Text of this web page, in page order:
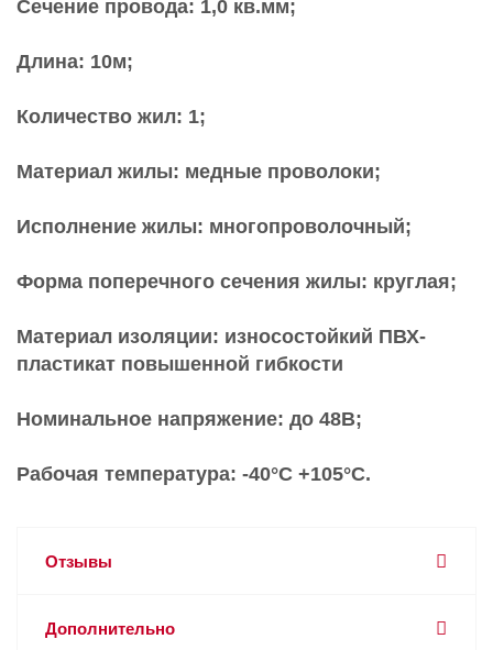
Сечение провода: 1,0 кв.мм;
Длина: 10м;
Количество жил: 1;
Материал жилы: медные проволоки;
Исполнение жилы: многопроволочный;
Форма поперечного сечения жилы: круглая;
Материал изоляции: износостойкий ПВХ-
пластикат повышенной гибкости
Номинальное напряжение: до 48В;
Рабочая температура: -40°C +105°C.
Отзывы
Дополнительно